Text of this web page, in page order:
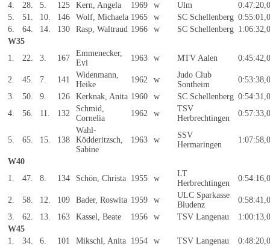
4.
28. 5. 125 Kern, Angela 1969 w Ulm
5.
51. 10. 146 Wolf, Michaela 1965 w SC Schellenberg
6.
64. 14. 130 Rasp, Waltraud 1966 w SC Schellenberg
W35
1.
22. 3. 167
Emmenecker,
Evi
1963 w MTV Aalen
2. 45. 7. 141
Widenmann,
Heike
1962 w
Judo Club
Sontheim
3.
50. 9. 126 Kerknak, Anita 1960 w SC Schellenberg
4.
56. 11. 132
Schmid,
Cornelia
1962 w
TSV
Herbrechtingen
5. 65. 15. 138
Wahl-
Ködderitzsch,
Sabine
1963 w
SSV
Hermaringen
W40
1.
47. 8. 134 Schön, Christa 1955 w
LT
Herbrechtingen
2. 58. 12. 109 Bader, Roswita 1959 w
ULC Sparkasse
Bludenz
3.
62. 13. 163 Kassel, Beate 1956 w TSV Langenau
W45
1.
34. 6. 101 Mikschl, Anita 1954 w TSV Langenau